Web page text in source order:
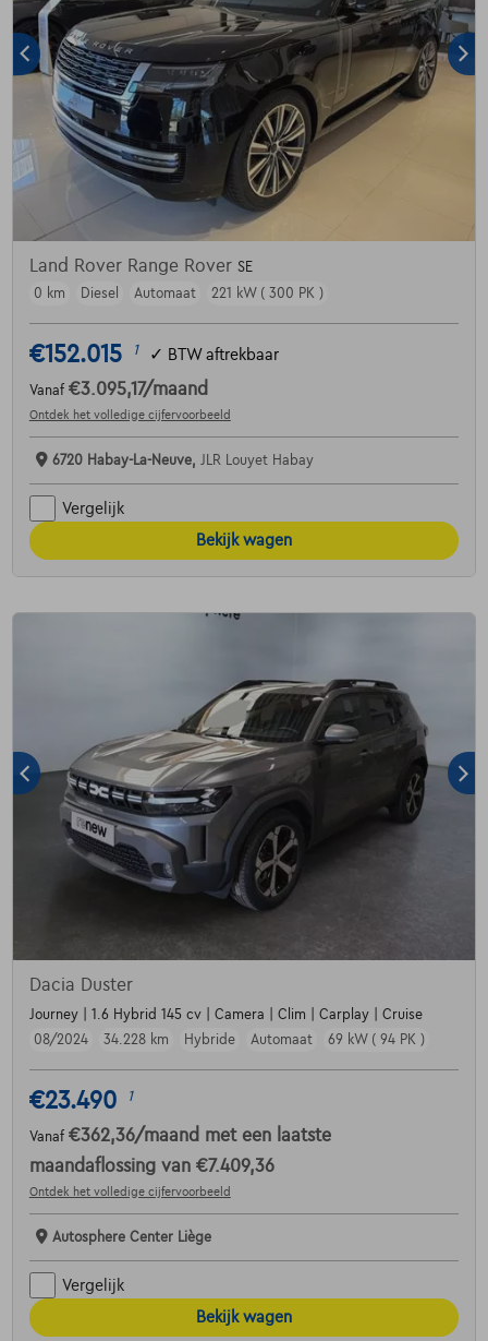
Land Rover Range Rover SE
0 km
Diesel Automaat 221 kW ( 300 PK )
€152.015 1 ✓ BTW aftrekbaar
Vanaf €3.095,17/maand
Ontdek het volledige cijfervoorbeeld
6720 Habay-La-Neuve, JLR Louyet Habay
Vergelijk
Bekijk wagen
Dacia Duster
Journey | 1.6 Hybrid 145 cv | Camera | Clim | Carplay | Cruise
08/2024
34.228 km Hybride Automaat 69 kW ( 94 PK )
€23.490 1
Vanaf €362,36/maand met een laatste
maandaflossing van €7.409,36
Ontdek het volledige cijfervoorbeeld
Autosphere Center Liège
Vergelijk
Bekijk wagen